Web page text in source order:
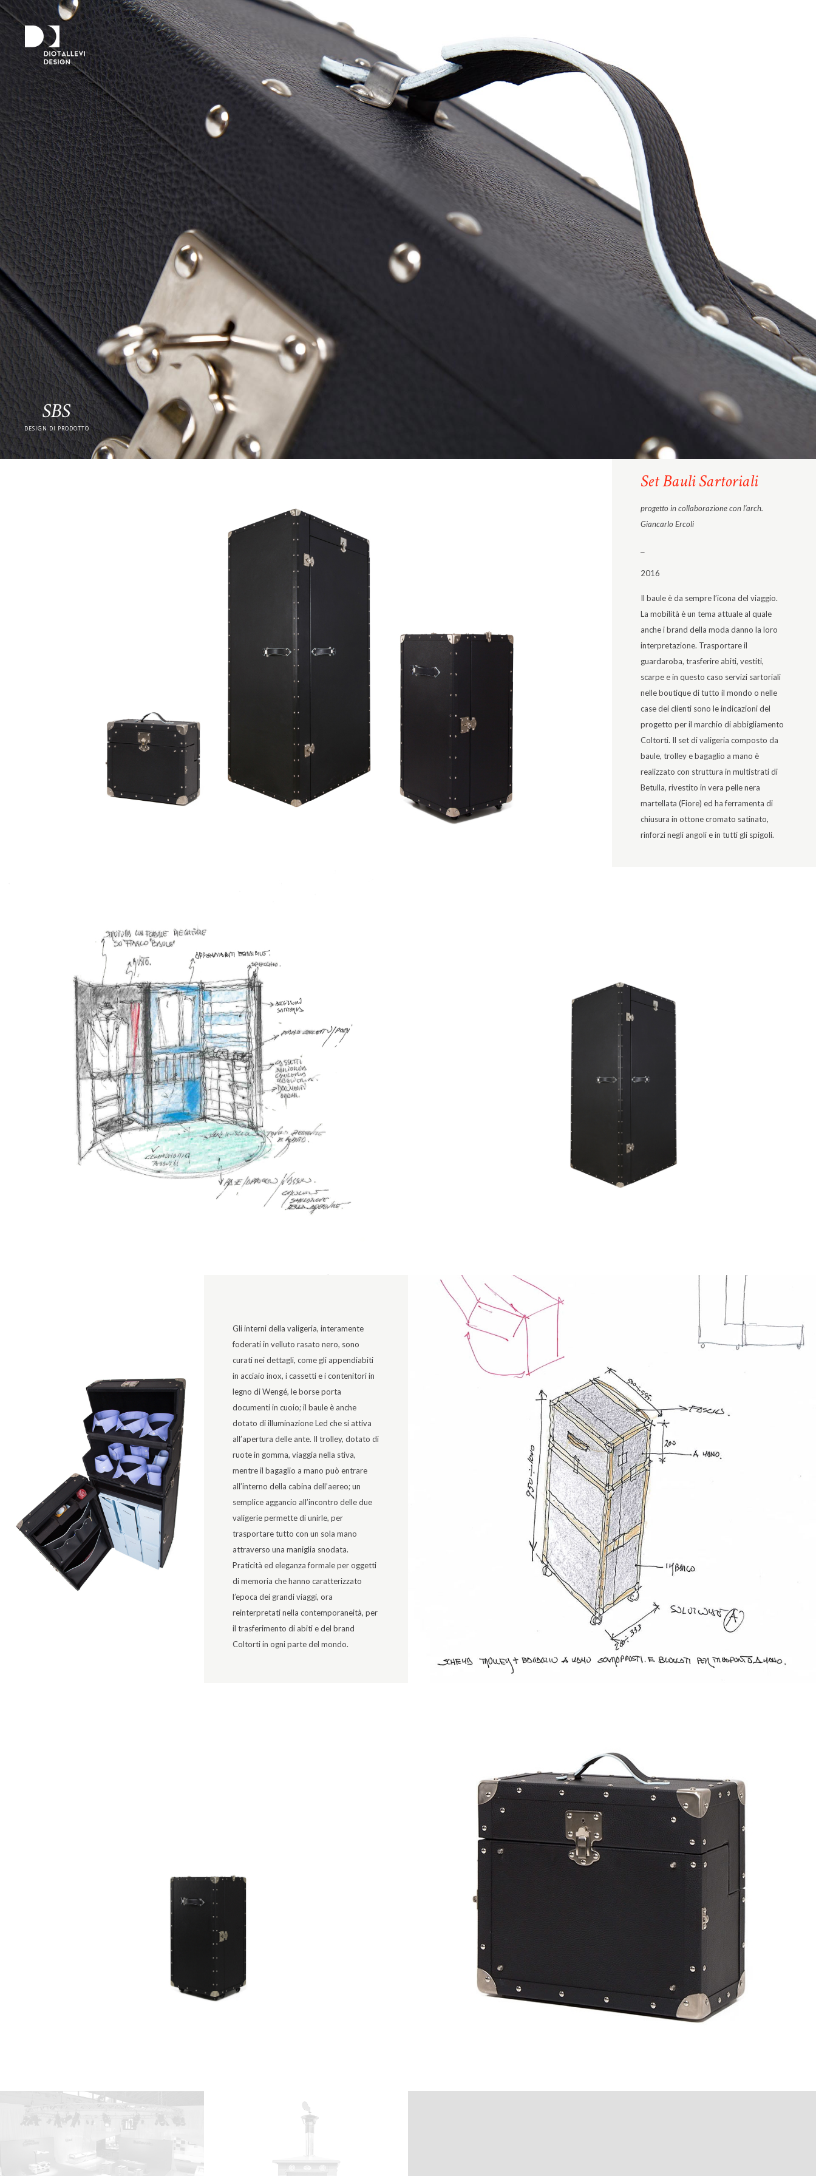
SBS
DESIGN DI PRODOTTO
Set Bauli Sartoriali
progetto in collaborazione con l’arch.
Giancarlo Ercoli
2016
Il baule è da sempre l’icona del viaggio.
La mobilità è un tema attuale al quale
anche i brand della moda danno la loro
interpretazione. Trasportare il
guardaroba, trasferire abiti, vestiti,
scarpe e in questo caso servizi sartoriali
nelle boutique di tutto il mondo o nelle
case dei clienti sono le indicazioni del
progetto per il marchio di abbigliamento
Coltorti. Il set di valigeria composto da
baule, trolley e bagaglio a mano è
realizzato con struttura in multistrati di
Betulla, rivestito in vera pelle nera
martellata (Fiore) ed ha ferramenta di
chiusura in ottone cromato satinato,
rinforzi negli angoli e in tutti gli spigoli.
Gli interni della valigeria, interamente
foderati in velluto rasato nero, sono
curati nei dettagli, come gli appendiabiti
in acciaio inox, i cassetti e icontenitori in
legno di Wengé, le borse porta
documenti in cuoio; il baule è anche
dotato di illuminazione Led che si attiva
all’apertura delle ante. Il trolley, dotato di
ruote in gomma, viaggia nella stiva,
mentre il bagaglio a mano può entrare
all’interno della cabina dell’aereo; un
semplice aggancio all’incontro delle due
valigerie permette di unirle, per
trasportare tutto con un sola mano
attraverso una maniglia snodata.
Praticità ed eleganza formale per oggetti
di memoria che hanno caratterizzato
l’epoca dei grandi viaggi, ora
reinterpretati nella contemporaneità, per
il trasferimento di abiti e del brand
Coltorti in ogni parte del mondo.